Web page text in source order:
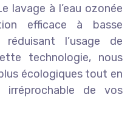
lavage à l’eau ozonée
efficace à basse
l’usage de
technologie, nous
écologiques tout en
irréprochable de vos